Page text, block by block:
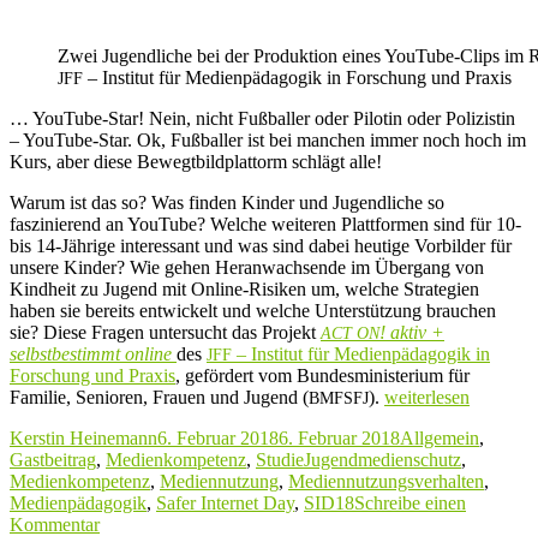
Zwei Jugendliche bei der Produktion eines YouTube-Clips im
JFF – Institut für Medienpädagogik in Forschung und Praxis
… YouTube-Star! Nein, nicht Fußballer oder Pilotin oder Polizistin
– YouTube-Star. Ok, Fußballer ist bei manchen immer noch hoch im
Kurs, aber diese Bewegtbildplattorm schlägt alle!
Warum ist das so? Was finden Kinder und Jugendliche so
faszinierend an YouTube? Welche weiteren Plattformen sind für 10-
bis 14-Jährige interessant und was sind dabei heutige Vorbilder für
unsere Kinder? Wie gehen Heranwachsende im Übergang von
Kindheit zu Jugend mit Online-Risiken um, welche Strategien
haben sie bereits entwickelt und welche Unterstützung brauchen
sie? Diese Fragen untersucht das Projekt ACT ON! aktiv +
selbstbestimmt online des JFF – Institut für Medienpädagogik in
Forschung und Praxis, gefördert vom Bundesministerium für
Familie, Senioren, Frauen und Jugend (BMFSFJ). „Wenn
groß
bin,
werde
ich…
weiterlesen
Autor
Kerstin HeinemannVeröffentlicht
am
6. Februar 20186. Februar 2018Kategorien
Allgemein,
Gastbeitrag, Medienkompetenz, StudieSchlagwörter
Jugendmedienschutz,
Medienkompetenz, Mediennutzung, Mediennutzungsverhalten,
Medienpädagogik, Safer Internet Day, SID18Schreibe einen
Kommentarzu